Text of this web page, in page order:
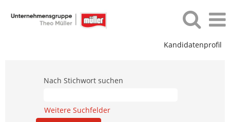
Kandidatenprofil
Nach Stichwort suchen
Weitere Suchfelder